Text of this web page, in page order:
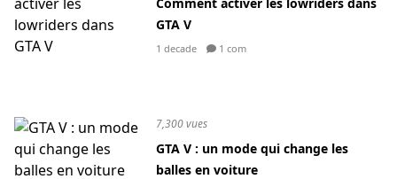
GTA V
1 decade 1 com
7,300 vues
GTA V : un mode qui change les
balles en voiture